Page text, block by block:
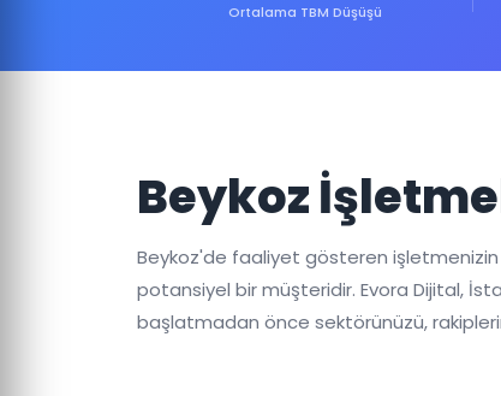
Ortalama TBM Düşüşü
Beykoz
Beykoz'de faaliyet gösteren işletmenizin
potansiyel bir müşteridir. Evora Dijital,
başlatmadan önce sektörünüzü,